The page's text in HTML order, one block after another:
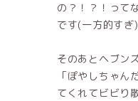
の？！？！って
です(一方的すぎ)
そのあとヘブン
「ぽやしちゃん
てくれてビビり